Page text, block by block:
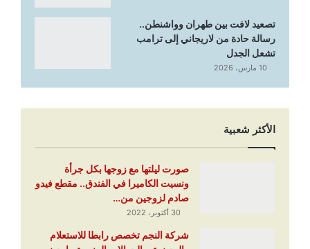
تصعيد لافت بين طهران وواشنطن..
رسالة حادة من لاريجاني إلى ترامب
تشعل الجدل
10 مارس، 2026
الأكثر شعبية
صورت ليلتها مع زوجها بكل جرأة
ونسيت الكاميرا في الفندق.. مقطع فيدو
صادم لزوجين من…
30 أكتوبر، 2022
شركة النجم تخصص رابطا للاستعلام